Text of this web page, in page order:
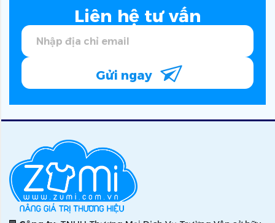
Liên hệ tư vấn
Gửi ngay